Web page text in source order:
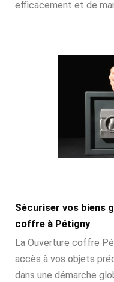
efficacement et de
Sécuriser vos biens
coffre à Pétigny
La Ouverture coffre
accès à vos objets
dans une démarche